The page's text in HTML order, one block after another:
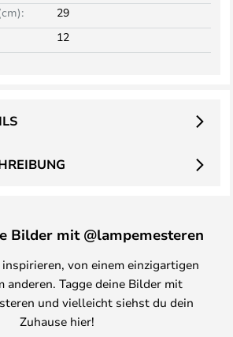
29
12
Bilder mit @lampemesteren
inspirieren, von einem einzigartigen
anderen. Tagge deine Bilder mit
und vielleicht siehst du dein
Zuhause hier!